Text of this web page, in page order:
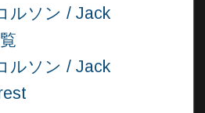
ルソン / Jack
ルソン / Jack